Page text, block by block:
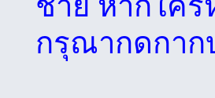
กรุณากดกาก